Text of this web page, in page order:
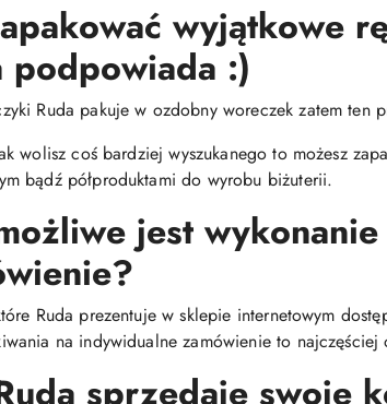
wyjątkowe
podpowiada :)
Ruda pakuje w ozdobny woreczek zatem ten
wolisz coś bardziej wyszukanego to możesz
bądź półproduktami do wyrobu biżuterii.
jest
Ruda prezentuje w sklepie internetowym
na indywidualne zamówienie to najczęściej
sprzedaje swoje